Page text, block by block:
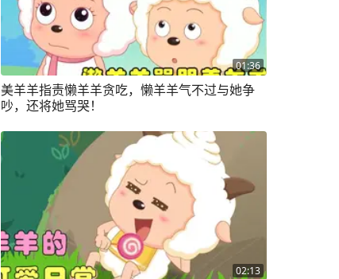
01:36
美羊羊指责懒羊羊贪吃，懒羊羊气不过与她争
吵，还将她骂哭！
02:13